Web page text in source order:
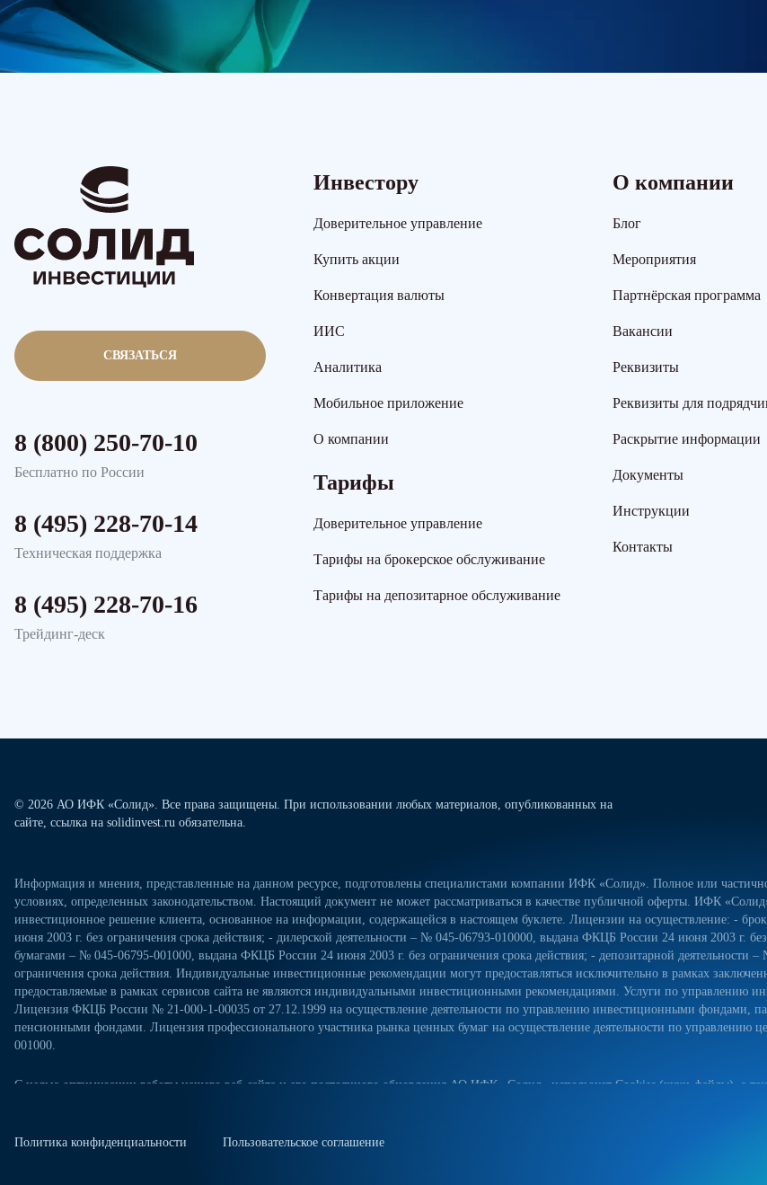
СВЯЗАТЬСЯ
8 (800) 250-70-10
Бесплатно по России
8 (495) 228-70-14
Техническая поддержка
8 (495) 228-70-16
Трейдинг-деск
Инвестору
Доверительное управление
Купить акции
Конвертация валюты
ИИС
Аналитика
Мобильное приложение
О компании
Тарифы
Доверительное управление
Тарифы на брокерское обслуживание
Тарифы на депозитарное обслуживание
О компании
Блог
Мероприятия
Партнёрская программа
Вакансии
Реквизиты
Реквизиты для
Раскрытие информации
Документы
Инструкции
Контакты
© 2026 АО ИФК «Солид». Все права защищены. При использовании любых материалов, опубликованных на
сайте, ссылка на solidinvest.ru обязательна.
Информация и мнения, представленные на данном ресурсе, подготовлены специалистами компании ИФК «Солид». Полное или
условиях, определенных законодательством. Настоящий документ не может рассматриваться в качестве публичной оферты. ИФК
инвестиционное решение клиента, основанное на информации, содержащейся в настоящем буклете. Лицензии на осуществление: -
июня 2003 г. без ограничения срока действия; - дилерской деятельности – № 045-06793-010000, выдана ФКЦБ России 24 июня 2003 г.
бумагами – № 045-06795-001000, выдана ФКЦБ России 24 июня 2003 г. без ограничения срока действия; - депозитарной
ограничения срока действия. Индивидуальные инвестиционные рекомендации могут предоставляться исключительно в рамках
предоставляемые в рамках сервисов сайта не являются индивидуальными инвестиционными рекомендациями. Услуги по
Лицензия ФКЦБ России № 21-000-1-00035 от 27.12.1999 на осуществление деятельности по управлению инвестиционными фондами,
пенсионными фондами. Лицензия профессионального участника рынка ценных бумаг на осуществление деятельности по
001000.
С целью оптимизации работы нашего веб-сайта и его постоянного обновления АО ИФК «Солид» использует Cookies (куки-файлы), а
сайте. Куки-файлы — это небольшие файлы, которые сохраняются на жестком диске вашего устройства. Они облегчают навигацию и
Политика конфиденциальности Пользовательское соглашение